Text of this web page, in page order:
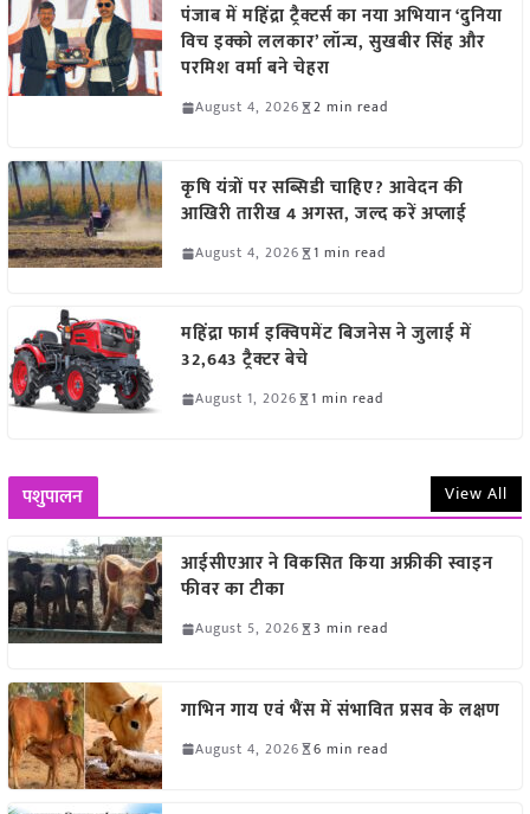
पंजाब में महिंद्रा ट्रैक्टर्स का नया अभियान ‘दुनिया
विच इक्को ललकार’ लॉन्च, सुखबीर सिंह और
परमिश वर्मा बने चेहरा
August 4, 2026 2 min read
कृषि यंत्रों पर सब्सिडी चाहिए? आवेदन की
आखिरी तारीख 4 अगस्त, जल्द करें अप्लाई
August 4, 2026 1 min read
महिंद्रा फार्म इक्विपमेंट बिजनेस ने जुलाई में
32,643 ट्रैक्टर बेचे
August 1, 2026 1 min read
पशुपालन View All
आईसीएआर ने विकसित किया अफ्रीकी स्वाइन
फीवर का टीका
August 5, 2026 3 min read
गाभिन गाय एवं भैंस में संभावित प्रसव के लक्षण
August 4, 2026 6 min read